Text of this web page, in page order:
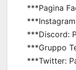
***Pagina
***Discord:
***Gruppo
***Twitter: